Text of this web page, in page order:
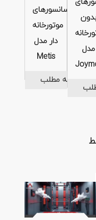
آسانسورهای
موتورخانه
دار مدل
Metis
ادامه مطلب
مدل